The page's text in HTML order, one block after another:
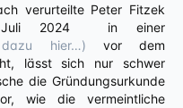
verurteilte Peter Fitzek
Juli 2024 in einer
hier…) vor dem
lässt sich nur schwer
die Gründungsurkunde
wie die vermeintliche